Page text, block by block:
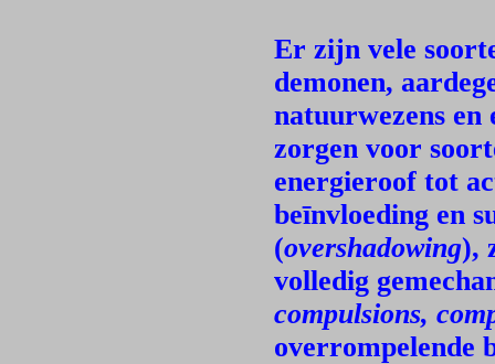
Er zijn vele
demonen,
natuurwezens en
zorgen voor
energieroof tot
beīnvloeding en
(overshadowing),
volledig
compulsions,
overrompelende